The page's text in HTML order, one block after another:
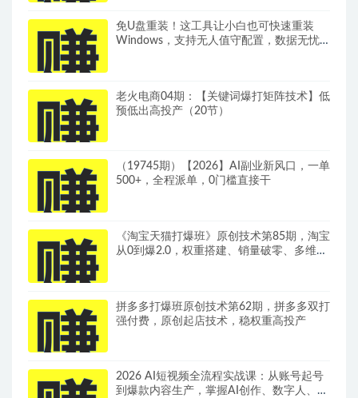
免U盘重装！这工具让小白也可快速重装
Windows，支持无人值守配置，数据无忧
老火电商04期：【关键词爆打矩阵技术】低
预低出高投产（20节）
（19745期）【2026】AI副业新风口，一单
500+，全程派单，0门槛直接干
《淘宝天猫打爆班》原创技术第85期，淘宝
从0到爆2.0，权重搭建、销量破零、多维组
拼多多打爆班原创技术第62期，拼多多双打
强付费，原创起店技术，稳权重高投产
2026 AI短视频全流程实战课：从账号起号
到爆款内容生产，掌握AI创作、数字人、带